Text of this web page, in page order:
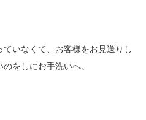
いなくて、お客様をお見送りし
をしにお手洗いへ。